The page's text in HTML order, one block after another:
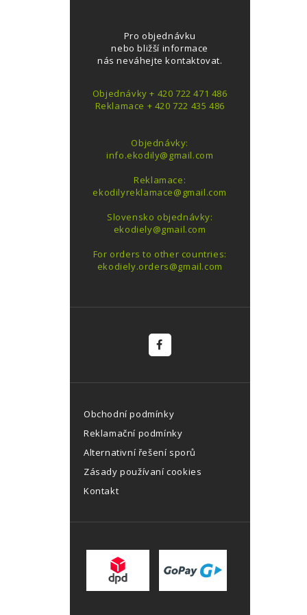
Pro objednávku
nebo bližší informace
nás neváhejte kontaktovat.
Objednávky + 420 722 471 486
Reklamace + 420 722 435 486
Objednávky:
info.ekodily@gmail.com
Reklamace:
ekodilyreklamace@gmail.com
Slovensko objednávky:
ekodiely@gmail.com
For orders to other countries:
ekodiely.orders@gmail.com
Obchodní podmínky
Reklamační podmínky
Alternativní řešení sporů
Zásady používaní cookies
Kontakt